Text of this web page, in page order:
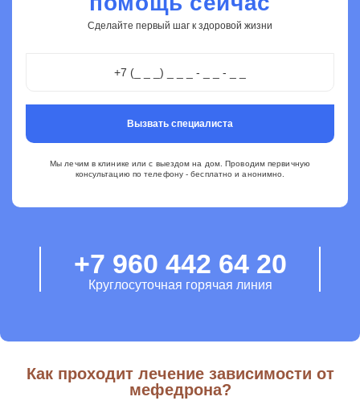
Сделайте первый шаг к здоровой жизни
Вызвать специалиста
Мы лечим в клинике или с выездом на дом. Проводим первичную
консультацию по телефону - бесплатно и анонимно.
+7 960 442 64 20
Круглосуточная горячая линия
Как проходит лечение зависимости от
мефедрона?